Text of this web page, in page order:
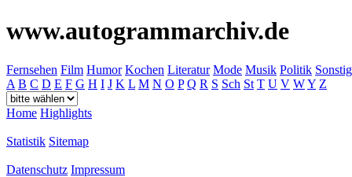
www.autogrammarchiv.de
Fernsehen Film Humor Kochen Literatur Mode Musik Politik
A B C D E F G H I J K L M N O P Q R S Sch St T U V WY Z
Home Highlights
Statistik Sitemap
Datenschutz Impressum